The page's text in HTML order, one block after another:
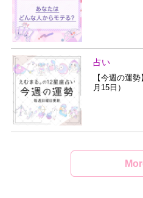
占い
【今週の運
月15日）